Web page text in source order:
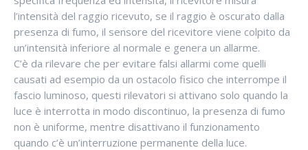
l’intensità del raggio ricevuto, se il raggio è oscurato dalla
presenza di fumo, il sensore del ricevitore viene colpito da
un’intensità inferiore al normale e genera un allarme.
C’è da rilevare che per evitare falsi allarmi come quelli
causati ad esempio da un ostacolo fisico che interrompe il
fascio luminoso, questi rilevatori si attivano solo quando la
luce è interrotta in modo discontinuo, la presenza di fumo
non è uniforme, mentre disattivano il funzionamento
quando c’è un’interruzione permanente della luce.